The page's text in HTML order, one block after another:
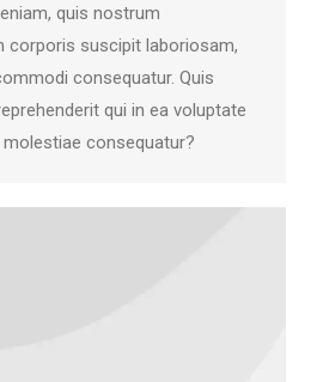
quis nostrum
corporis suscipit laboriosam,
consequatur. Quis
qui in ea voluptate
consequatur?